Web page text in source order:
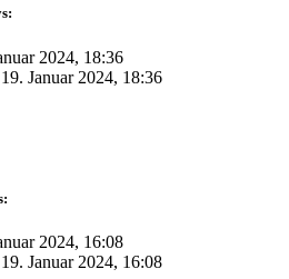
2024, 18:36
19. Januar 2024, 18:36
2024, 16:08
19. Januar 2024, 16:08